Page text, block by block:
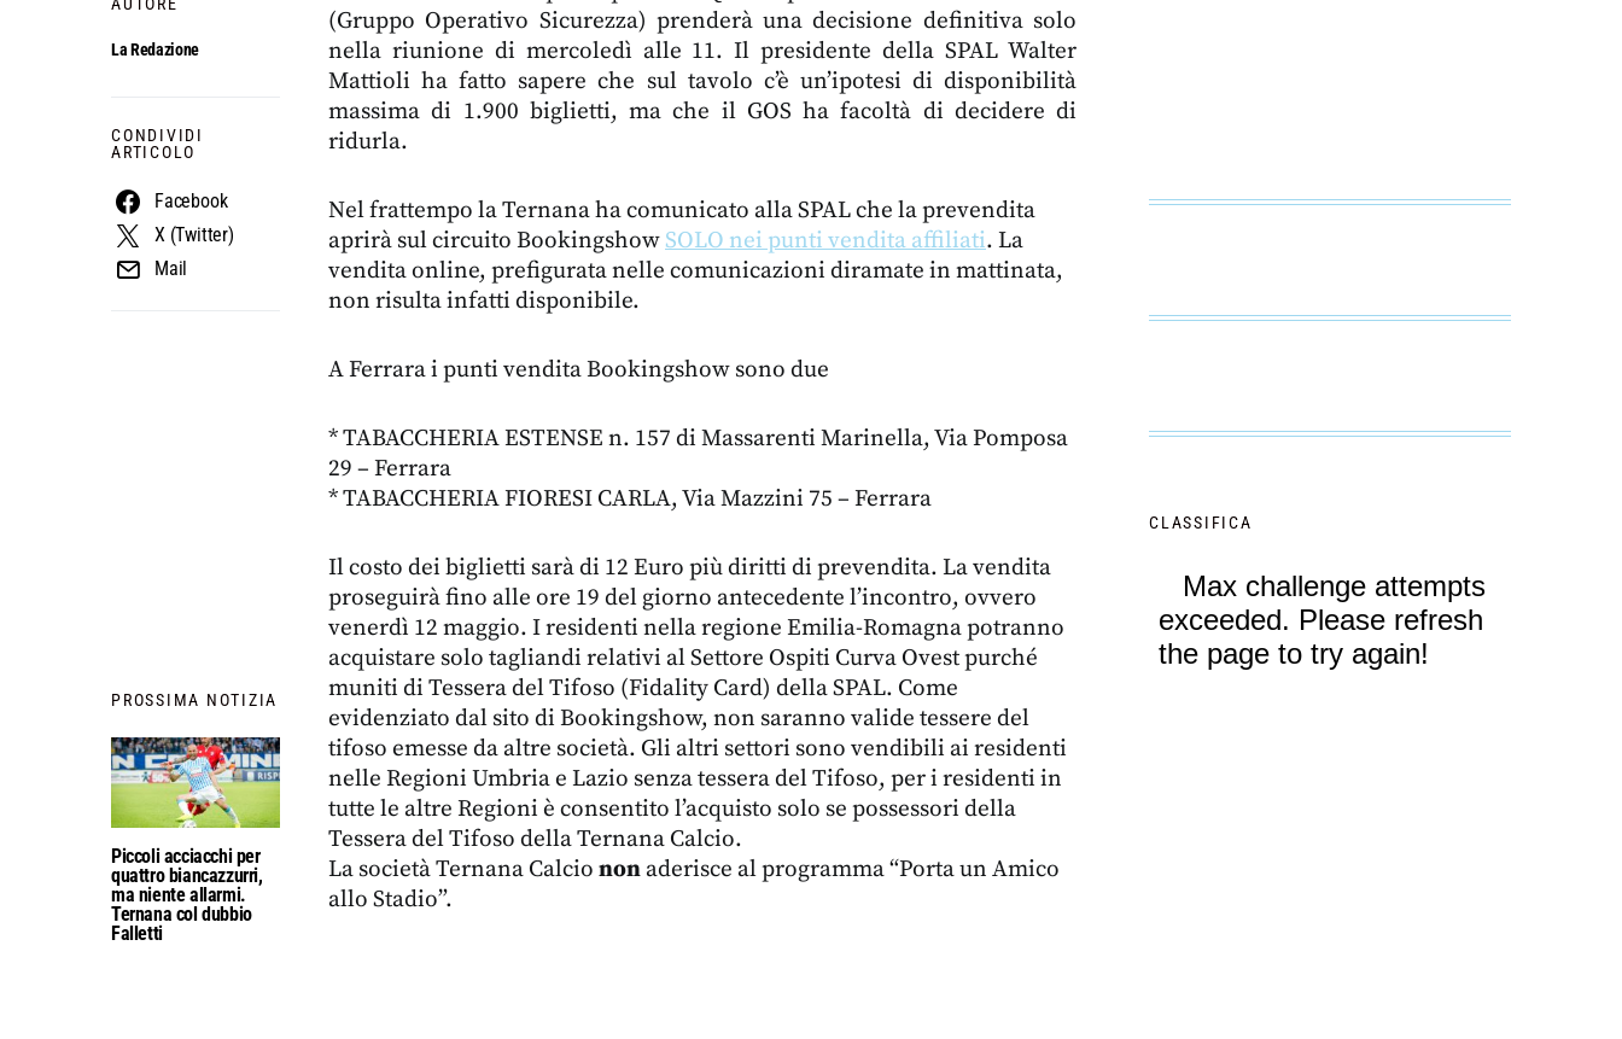
PROSSIMA NOTIZIA
Piccoli acciacchi per
quattro biancazzurri,
ma niente allarmi.
Ternana col dubbio
Falletti
La Redazione
CONDIVIDI
ARTICOLO
Facebook
X (Twitter)
Mail
(Gruppo Operativo Sicurezza) prenderà una decisione definitiva solo
nella riunione di mercoledì alle 11. Il presidente della SPAL Walter
Mattioli ha fatto sapere che sul tavolo c’è un’ipotesi di disponibilità
massima di 1.900 biglietti, ma che il GOS ha facoltà di decidere di
ridurla.
Nel frattempo la Ternana ha comunicato alla SPAL che la prevendita
aprirà sul circuito Bookingshow SOLO nei punti vendita affiliati. La
vendita online, prefigurata nelle comunicazioni diramate in mattinata,
non risulta infatti disponibile.
A Ferrara i punti vendita Bookingshow sono due
* TABACCHERIA ESTENSE n. 157 di Massarenti Marinella, Via Pomposa
29 – Ferrara
* TABACCHERIA FIORESI CARLA, Via Mazzini 75 – Ferrara
Il costo dei biglietti sarà di 12 Euro più diritti di prevendita. La vendita
proseguirà fino alle ore 19 del giorno antecedente l’incontro, ovvero
venerdì 12 maggio. I residenti nella regione Emilia-Romagna potranno
acquistare solo tagliandi relativi al Settore Ospiti Curva Ovest purché
muniti di Tessera del Tifoso (Fidality Card) della SPAL. Come
evidenziato dal sito di Bookingshow, non saranno valide tessere del
tifoso emesse da altre società. Gli altri settori sono vendibili ai residenti
nelle Regioni Umbria e Lazio senza tessera del Tifoso, per i residenti in
tutte le altre Regioni è consentito l’acquisto solo se possessori della
Tessera del Tifoso della Ternana Calcio.
La società Ternana Calcio non aderisce al programma “Porta un Amico
allo Stadio”.
CLASSIFICA